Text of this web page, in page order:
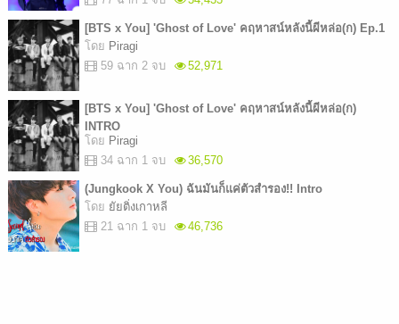
[BTS x You] 'Ghost of Love' คฤหาสน์หลังนี้ผีหล่อ(ก) Ep.1
โดย Piragi
59 ฉาก 2 จบ
52,971
[BTS x You] 'Ghost of Love' คฤหาสน์หลังนี้ผีหล่อ(ก)
INTRO
โดย Piragi
34 ฉาก 1 จบ
36,570
(Jungkook X You) ฉันมันก็แค่ตัวสำรอง!! Intro
โดย ยัยติ่งเกาหลี
21 ฉาก 1 จบ
46,736